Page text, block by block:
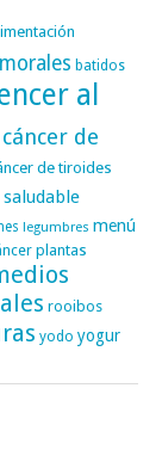
batidos
al
cáncer de
de tiroides
legumbres menú
plantas
rooibos
yodo yogur